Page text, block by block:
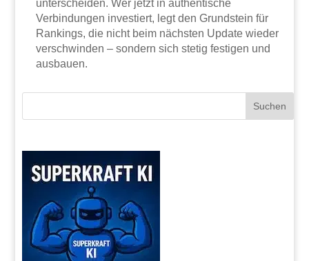
unterscheiden. Wer jetzt in authentische
Verbindungen investiert, legt den Grundstein für
Rankings, die nicht beim nächsten Update wieder
verschwinden – sondern sich stetig festigen und
ausbauen.